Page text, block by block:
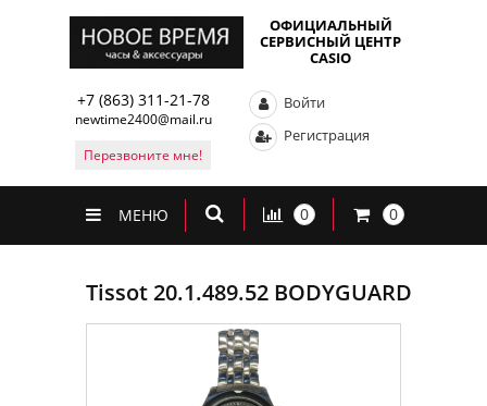
ОФИЦИАЛЬНЫЙ
СЕРВИСНЫЙ ЦЕНТР
CASIO
+7 (863) 311-21-78
newtime2400@mail.ru
Перезвоните мне!
Войти
Регистрация
МЕНЮ 0 0
Tissot 20.1.489.52 BODYGUARD